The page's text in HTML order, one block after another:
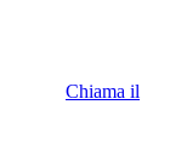
Chiama il